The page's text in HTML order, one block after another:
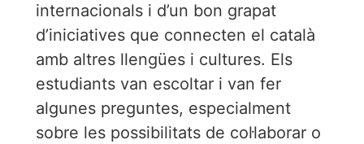
internacionals i d’un bon grapat
d’iniciatives que connecten el català
amb altres llengües i cultures. Els
estudiants van escoltar i van fer
algunes preguntes, especialment
sobre les possibilitats de col·laborar o